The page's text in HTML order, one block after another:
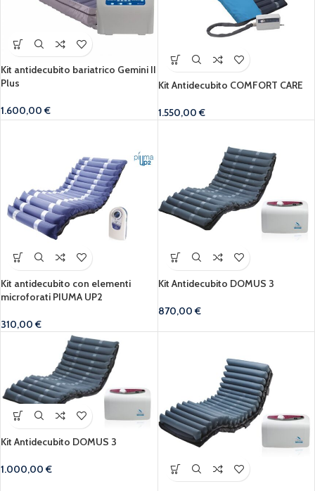
Kit antidecubito bariatrico Gemini II
Plus
1.600,00€
Kit Antidecubito COMFORT CARE
1.550,00€
Kit antidecubito con elementi
microforati PIUMA UP2
310,00€
Kit Antidecubito DOMUS 3
870,00€
Kit Antidecubito DOMUS 3
1.000,00€